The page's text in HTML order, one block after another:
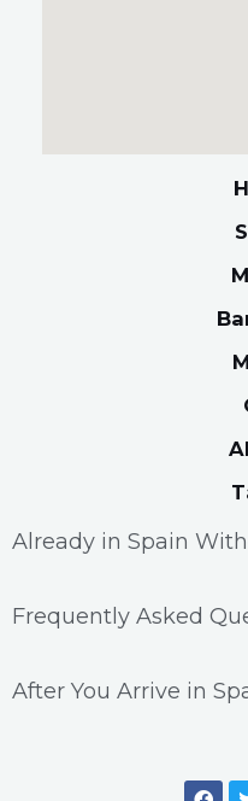
Already in Spain
Frequently Asked
After You Arrive in
F